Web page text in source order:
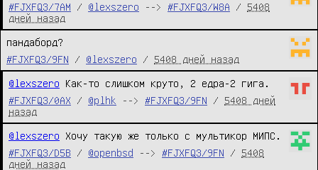
#FJXFQ3/7AM
/ @lexszero --> #FJXFQ3/W8A / 5408
дней назад
пандаборд?
#FJXFQ3/9FN
/ @lexszero / 5408 дней назад
@lexszero Как-то слишком круто, 2 едра-2 гига.
#FJXFQ3/0AX
/ @plhk --> #FJXFQ3/9FN / 5408 дней
назад
@lexszero Хочу такую же только с мультикор МИПС.
#FJXFQ3/D5B
/ @openbsd --> #FJXFQ3/9FN / 5408
дней назад